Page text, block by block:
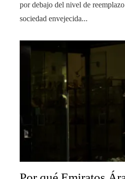
por debajo del nivel de
sociedad envejecida...